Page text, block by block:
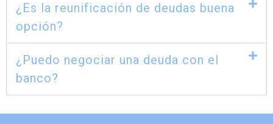
¿Es la reunificación de deudas buena
opción?
¿Puedo negociar una deuda con el
banco?